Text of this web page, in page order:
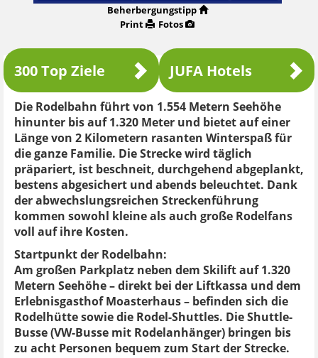
Beherbergungstipp
Print
Fotos
300 Top Ziele JUFA Hotels
Die Rodelbahn führt von 1.554 Metern Seehöhe
hinunter bis auf 1.320 Meter und bietet auf einer
Länge von 2 Kilometern rasanten Winterspaß für
die ganze Familie. Die Strecke wird täglich
präpariert, ist beschneit, durchgehend abgeplankt,
bestens abgesichert und abends beleuchtet. Dank
der abwechslungsreichen Streckenführung
kommen sowohl kleine als auch große Rodelfans
voll auf ihre Kosten.
Startpunkt der Rodelbahn:
Am großen Parkplatz neben dem Skilift auf 1.320
Metern Seehöhe – direkt bei der Liftkassa und dem
Erlebnisgasthof Moasterhaus – befinden sich die
Rodelhütte sowie die Rodel-Shuttles. Die Shuttle-
Busse (VW-Busse mit Rodelanhänger) bringen bis
zu acht Personen bequem zum Start der Strecke.